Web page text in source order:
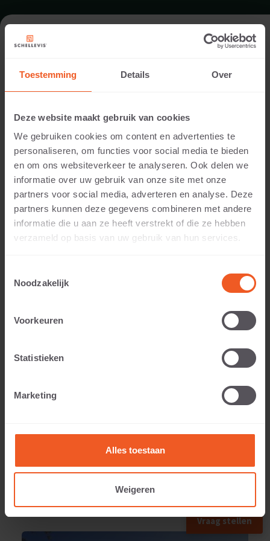
Toestemming Details Over
Deze website maakt gebruik van cookies
We gebruiken cookies om content en advertenties te
personaliseren, om functies voor social media te bieden
en om ons websiteverkeer te analyseren. Ook delen we
informatie over uw gebruik van onze site met onze
partners voor social media, adverteren en analyse. Deze
partners kunnen deze gegevens combineren met andere
informatie die u aan ze heeft verstrekt of die ze hebben
verzameld op basis van uw gebruik van hun services.
Noodzakelijk
Voorkeuren
Statistieken
Marketing
Alles toestaan
Weigeren
FORMAAT - HOEKSTUK 40
ASSORTIMENT TRAPTREDEN
20 CM DIKTE
Toepasbaar voor:
Gewicht:
Vraag stellen